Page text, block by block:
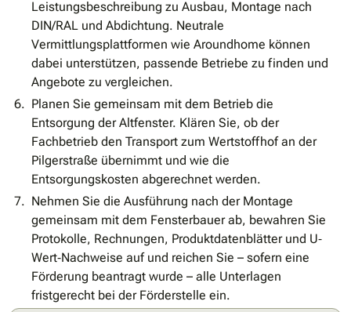
Leistungsbeschreibung zu Ausbau, Montage nach
DIN/RAL und Abdichtung. Neutrale
Vermittlungsplattformen wie Aroundhome können
dabei unterstützen, passende Betriebe zu finden und
Angebote zu vergleichen.
Planen Sie gemeinsam mit dem Betrieb die
Entsorgung der Altfenster. Klären Sie, ob der
Fachbetrieb den Transport zum Wertstoffhof an der
Pilgerstraße übernimmt und wie die
Entsorgungskosten abgerechnet werden.
Nehmen Sie die Ausführung nach der Montage
gemeinsam mit dem Fensterbauer ab, bewahren Sie
Protokolle, Rechnungen, Produktdatenblätter und U‐
Wert‐Nachweise auf und reichen Sie – sofern eine
Förderung beantragt wurde – alle Unterlagen
fristgerecht bei der Förderstelle ein.